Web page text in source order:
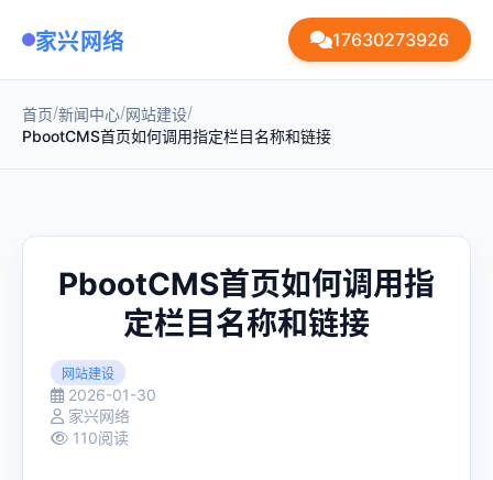
家兴网络 17630273926
首页/新闻中心/网站建设/
PbootCMS首页如何调用指定栏目名称和链接
PbootCMS首页如何调用指
定栏目名称和链接
网站建设
2026-01-30
家兴网络
110阅读